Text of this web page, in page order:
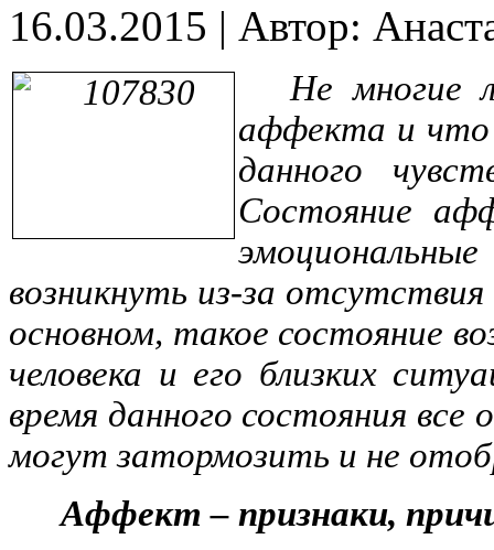
16.03.2015 | Автор:
Не многие
аффекта и что
данного
Состояние
возникнуть из-за
основном, такое состояние
человека и его близких
время данного состояния все
могут затормозить и не
Аффект – признаки,